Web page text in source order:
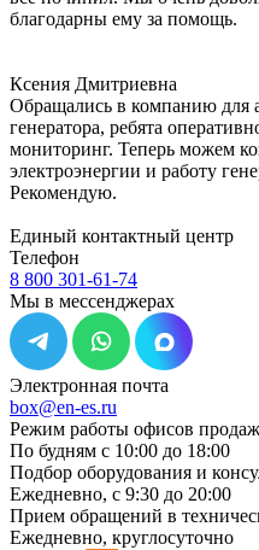
благодарны ему за помощь.
Ксения Дмитриевна
Обращались в компанию для
генератора, ребята
мониторинг. Теперь можем
электроэнергии и работу
Рекомендую.
Единый контактный центр
Телефон
8 800 301-61-74
Мы в мессенджерах
Электронная почта
box@en-es.ru
Режим работы офисов продаж
По будням с 10:00 до 18:00
Подбор оборудования и
Ежедневно, с 9:30 до 20:00
Прием обращений в
Ежедневно, круглосуточно